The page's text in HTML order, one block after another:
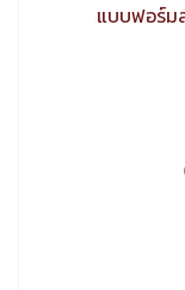
แบบฟอร์ม